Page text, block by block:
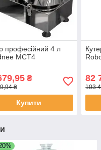
професійний 4 л
MCT4
₴
₴
Купити
82
103